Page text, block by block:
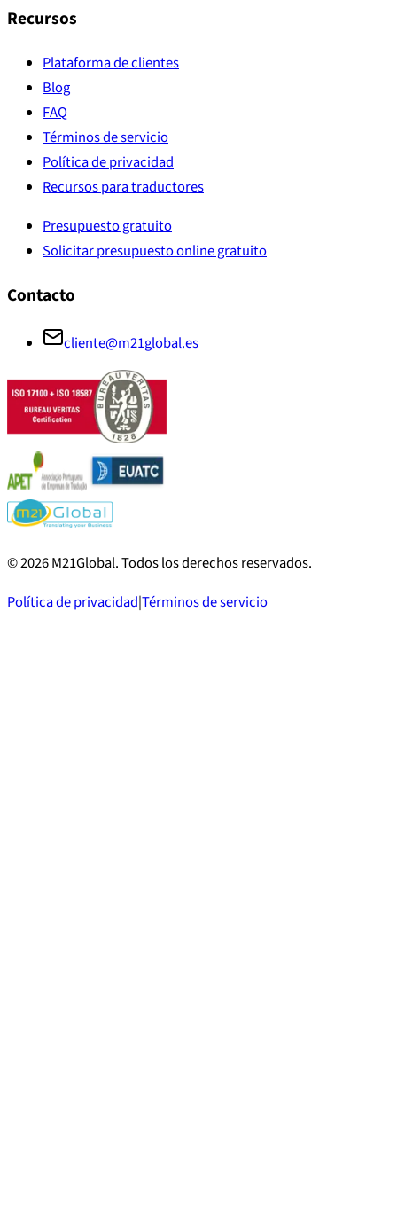
Recursos
Plataforma de clientes
Blog
FAQ
Términos de servicio
Política de privacidad
Recursos para traductores
Presupuesto gratuito
Solicitar presupuesto online gratuito
Contacto
cliente@m21global.es
©2026M21Global.Todos los derechos reservados.
Política de privacidad|Términos de servicio